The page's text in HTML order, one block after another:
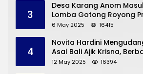
3
Desa Karang Anom
Lomba Gotong Royong
yang Disampaikan Sekda
6 May 2025 16415
4
Novita Hardini
Asal Bali Ajik Krisna,
Pengembangan
12 May 2025 16394